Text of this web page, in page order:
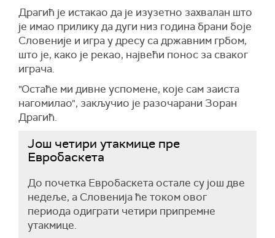
Драгић је истакао да је изузетно захвалан што
је имао прилику да дуги низ година брани боје
Словеније и игра у дресу са државним грбом,
што је, како је рекао, највећи понос за сваког
играча.
"Остаће ми дивне успомене, које сам заиста
нагомилао", закључио је разочарани Зоран
Драгић.
Још четири утакмице пре
Евробаскета
До почетка Евробаскета остале су још две
недеље, а Словенија ће током овог
периода одиграти четири припремне
утакмице.